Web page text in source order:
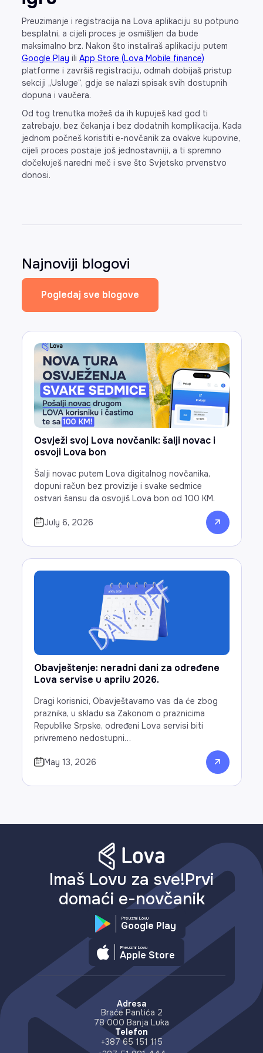
Preuzimanje i registracija na Lova aplikaciju su potpuno
besplatni, a cijeli proces je osmišljen da bude
maksimalno brz. Nakon što instaliraš aplikaciju putem
Google Play ili App Store (Lova Mobile finance)
platforme i završiš registraciju, odmah dobijaš pristup
sekciji „Usluge“, gdje se nalazi spisak svih dostupnih
dopuna i vaučera.
Od tog trenutka možeš da ih kupuješ kad god ti
zatrebaju, bez čekanja i bez dodatnih komplikacija. Kada
jednom počneš koristiti e-novčanik za ovakve kupovine,
cijeli proces postaje još jednostavniji, a ti spremno
dočekuješ naredni meč i sve što Svjetsko prvenstvo
donosi.
Najnoviji blogovi
Pogledaj sve blogove
Osvježi svoj Lova novčanik: šalji novac i
osvoji Lova bon
Šalji novac putem Lova digitalnog novčanika,
dopuni račun bez provizije i svake sedmice
ostvari šansu da osvojiš Lova bon od 100 KM.
July 6, 2026
Obavještenje: neradni dani za određene
Lova servise u aprilu 2026.
Dragi korisnici, Obavještavamo vas da će zbog
praznika, u skladu sa Zakonom o praznicima
Republike Srpske, određeni Lova servisi biti
privremeno nedostupni…
May 13, 2026
Imaš Lovu za sve!Prvi
domaći e-novčanik
Preuzmi Lovu
Google Play
Preuzmi Lovu
Apple Store
Adresa
Braće Pantića 2
78 000 Banja Luka
Telefon
+387 65 151 115